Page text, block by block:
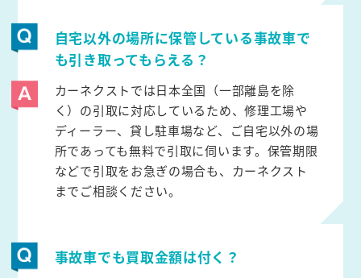
自宅以外の場所に保管している事故車で
も引き取ってもらえる？
カーネクストでは日本全国（一部離島を除
く）の引取に対応しているため、修理工場や
ディーラー、貸し駐車場など、ご自宅以外の場
所であっても無料で引取に伺います。保管期限
などで引取をお急ぎの場合も、カーネクスト
までご相談ください。
事故車でも買取金額は付く？